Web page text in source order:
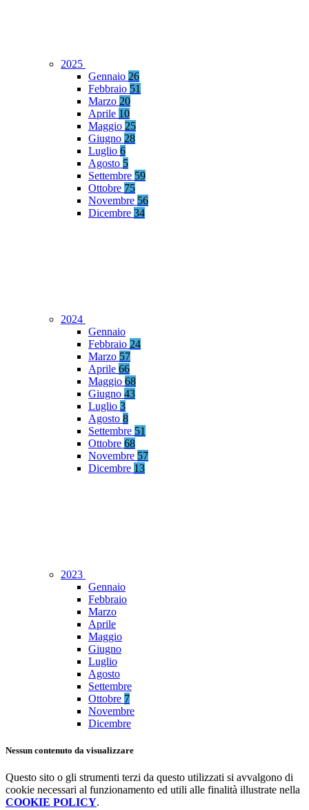
2025
Gennaio 26
Febbraio 51
Marzo 20
Aprile 10
Maggio 25
Giugno 28
Luglio 6
Agosto 5
Settembre 59
Ottobre 75
Novembre 56
Dicembre 34
2024
Gennaio
Febbraio 24
Marzo 57
Aprile 66
Maggio 68
Giugno 43
Luglio 3
Agosto 8
Settembre 51
Ottobre 68
Novembre 57
Dicembre 13
2023
Gennaio
Febbraio
Marzo
Aprile
Maggio
Giugno
Luglio
Agosto
Settembre
Ottobre 7
Novembre
Dicembre
Nessun contenuto da visualizzare
Questo sito o gli strumenti terzi da questo utilizzati si avvalgono di
cookie necessari al funzionamento ed utili alle finalità illustrate nella
COOKIE POLICY.